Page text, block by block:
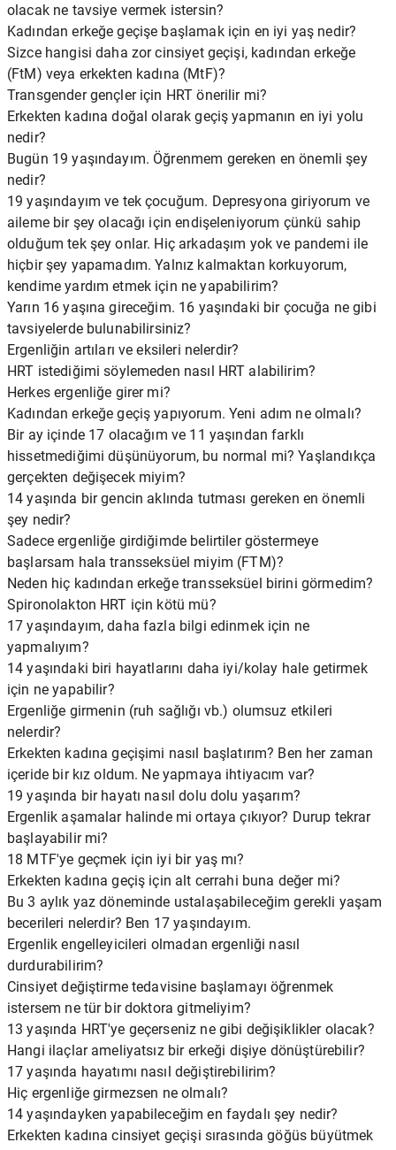
olacak ne tavsiye vermek istersin?
Kadından erkeğe geçişe başlamak için en iyi yaş nedir?
Sizce hangisi daha zor cinsiyet geçişi, kadından erkeğe
(FtM) veya erkekten kadına (MtF)?
Transgender gençler için HRT önerilir mi?
Erkekten kadına doğal olarak geçiş yapmanın en iyi yolu
nedir?
Bugün 19 yaşındayım. Öğrenmem gereken en önemli şey
nedir?
19 yaşındayım ve tek çocuğum. Depresyona giriyorum ve
aileme bir şey olacağı için endişeleniyorum çünkü sahip
olduğum tek şey onlar. Hiç arkadaşım yok ve pandemi ile
hiçbir şey yapamadım. Yalnız kalmaktan korkuyorum,
kendime yardım etmek için ne yapabilirim?
Yarın 16 yaşına gireceğim. 16 yaşındaki bir çocuğa ne gibi
tavsiyelerde bulunabilirsiniz?
Ergenliğin artıları ve eksileri nelerdir?
HRT istediğimi söylemeden nasıl HRT alabilirim?
Herkes ergenliğe girer mi?
Kadından erkeğe geçiş yapıyorum. Yeni adım ne olmalı?
Bir ay içinde 17 olacağım ve 11 yaşından farklı
hissetmediğimi düşünüyorum, bu normal mi? Yaşlandıkça
gerçekten değişecek miyim?
14 yaşında bir gencin aklında tutması gereken en önemli
şey nedir?
Sadece ergenliğe girdiğimde belirtiler göstermeye
başlarsam hala transseksüel miyim (FTM)?
Neden hiç kadından erkeğe transseksüel birini görmedim?
Spironolakton HRT için kötü mü?
17 yaşındayım, daha fazla bilgi edinmek için ne
yapmalıyım?
14 yaşındaki biri hayatlarını daha iyi/kolay hale getirmek
için ne yapabilir?
Ergenliğe girmenin (ruh sağlığı vb.) olumsuz etkileri
nelerdir?
Erkekten kadına geçişimi nasıl başlatırım? Ben her zaman
içeride bir kız oldum. Ne yapmaya ihtiyacım var?
19 yaşında bir hayatı nasıl dolu dolu yaşarım?
Ergenlik aşamalar halinde mi ortaya çıkıyor? Durup tekrar
başlayabilir mi?
18 MTF'ye geçmek için iyi bir yaş mı?
Erkekten kadına geçiş için alt cerrahi buna değer mi?
Bu 3 aylık yaz döneminde ustalaşabileceğim gerekli yaşam
becerileri nelerdir? Ben 17 yaşındayım.
Ergenlik engelleyicileri olmadan ergenliği nasıl
durdurabilirim?
Cinsiyet değiştirme tedavisine başlamayı öğrenmek
istersem ne tür bir doktora gitmeliyim?
13 yaşında HRT'ye geçerseniz ne gibi değişiklikler olacak?
Hangi ilaçlar ameliyatsız bir erkeği dişiye dönüştürebilir?
17 yaşında hayatımı nasıl değiştirebilirim?
Hiç ergenliğe girmezsen ne olmalı?
14 yaşındayken yapabileceğim en faydalı şey nedir?
Erkekten kadına cinsiyet geçişi sırasında göğüs büyütmek